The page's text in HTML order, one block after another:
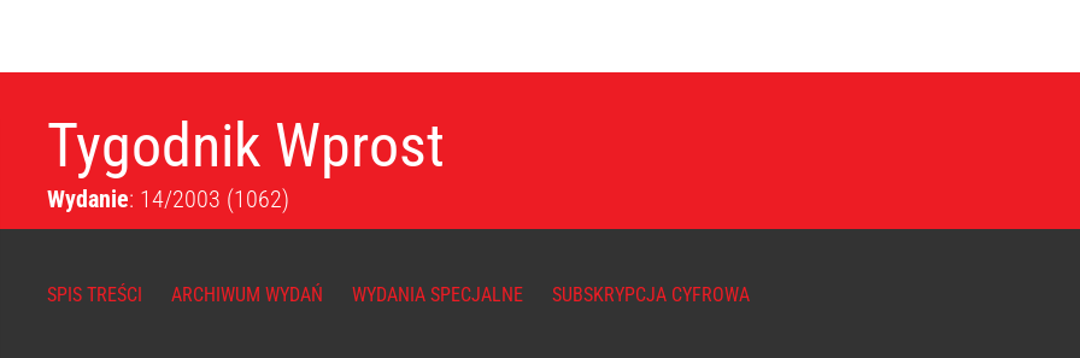
Tygodnik Wprost
Wydanie: 14/2003 (1062)
SPIS TREŚCI ARCHIWUM WYDAŃ WYDANIA SPECJALNE SUBSKRYPCJA CYFROWA